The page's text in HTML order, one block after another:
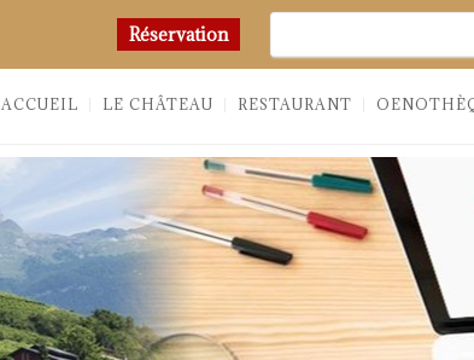
Réservation Chercher
ACCUEIL LE CHÂTEAU RESTAURANT